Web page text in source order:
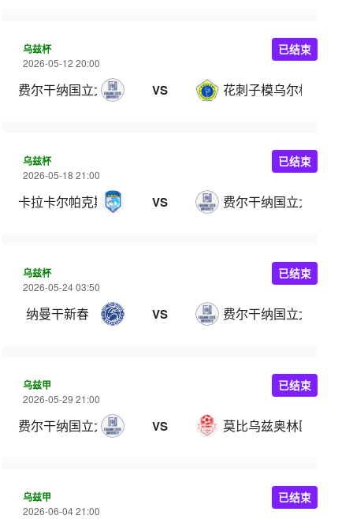
乌兹杯
2026-05-12 20:00
费尔干纳国立大学 VS 花刺子模乌尔根奇
已结束
乌兹杯
2026-05-18 21:00
卡拉卡尔帕克斯坦FA VS 费尔干纳国立大学
已结束
乌兹杯
2026-05-24 03:50
纳曼干新春 VS 费尔干纳国立大学
已结束
乌兹甲
2026-05-29 21:00
费尔干纳国立大学 VS 莫比乌兹奥林匹克
已结束
乌兹甲
2026-06-04 21:00
已结束